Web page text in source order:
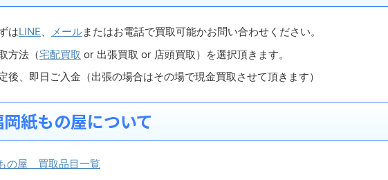
はLINE、 メールまたはお電話で買取可能かお問い合わせください。
方法（宅配買取 or 出張買取 or 店頭買取）を選択頂きます。
後、即日ご入金（出張の場合はその場で現金買取させて頂きます）
紙もの屋について
の屋 買取品目一覧